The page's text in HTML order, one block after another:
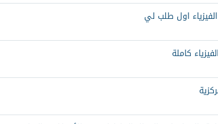
اول طلب لي
كاملة